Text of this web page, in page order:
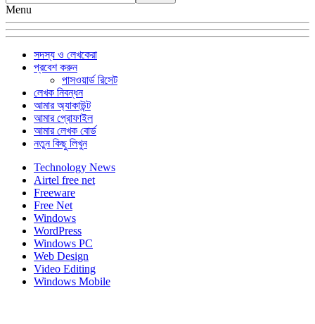
Menu
সদস্য ও লেখকেরা
প্রবেশ করুন
পাসওয়ার্ড রিসেট
লেখক নিবন্ধন
আমার অ্যাকাউন্ট
আমার প্রোফাইল
আমার লেখক বোর্ড
নতুন কিছু লিখুন
Technology News
Airtel free net
Freeware
Free Net
Windows
WordPress
Windows PC
Web Design
Video Editing
Windows Mobile